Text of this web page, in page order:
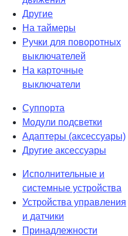
Другие
На таймеры
Ручки для поворотных
выключателей
На карточные
выключатели
Суппорта
Модули подсветки
Адаптеры (аксессуары)
Другие аксессуары
Исполнительные и
системные устройства
Устройства управления
и датчики
Принадлежности